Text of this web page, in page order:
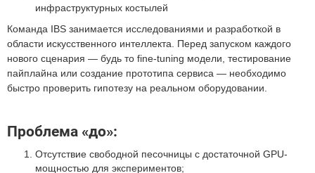
инфраструктурных костылей
Команда IBS занимается исследованиями и разработкой в
области искусственного интеллекта. Перед запуском каждого
нового сценария — будь то fine-tuning модели, тестирование
пайплайна или создание прототипа сервиса — необходимо
быстро проверить гипотезу на реальном оборудовании.
Проблема «до»:
Отсутствие свободной песочницы с достаточной GPU-
мощностью для экспериментов;